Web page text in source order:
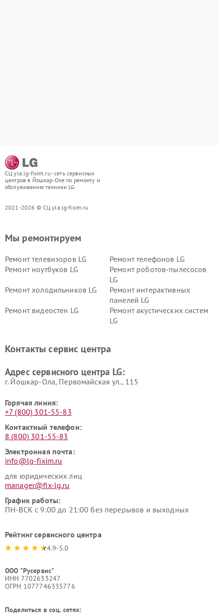
СЦ yla.lg-fixim.ru - сеть сервисных
центров в Йошкар-Оле по ремонту и
обслуживанию техники LG
2021-2026 © СЦ yla.lg-fixim.ru
Мы ремонтируем
Ремонт телевизоров LG
Ремонт телефонов LG
Ремонт ноутбуков LG
Ремонт роботов-пылесосов
LG
Ремонт холодильников LG
Ремонт интерактивных
панелей LG
Ремонт видеостен LG
Ремонт акустических систем
LG
Ремонт морозильных камер
Ремонт вертикальных
Контакты сервис центра
Адрес сервисного центра LG:
г. Йошкар-Ола, Первомайская ул., 115
Горячая линия:
+7 (800) 301-55-83
Контактный телефон:
8 (800) 301-55-83
Электронная почта:
info@lg-fixim.ru
для юридических лиц
manager@fix-lg.ru
График работы:
ПН-ВСК с 9:00 до 21:00 без перерывов и выходных
Рейтинг сервисного центра
4.9-5.0
ООО "Русервис"
ИНН 7702633247
ОГРН 1077746335776
Поделиться в соц. сетях: